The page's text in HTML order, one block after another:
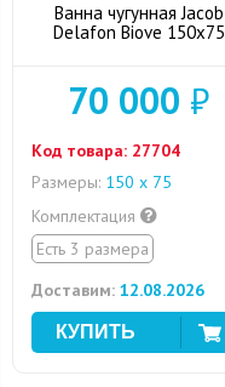
Ванна чугунная Jacob
Delafon Biove 150x75
70 000 ₽
Код товара: 27704
Размеры: 150 х 75
Комплектация
Есть 3 размера
Доставим: 12.08.2026